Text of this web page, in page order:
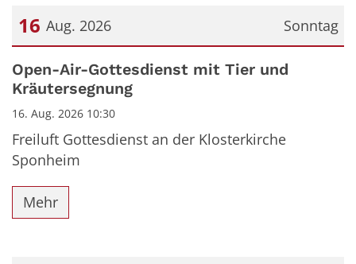
Sonntag
16 Aug. 2026
Datum: 16. August 2026
Open-Air-Gottesdienst mit Tier und
Kräutersegnung
16. Aug. 2026 10:30
Freiluft Gottesdienst an der Klosterkirche
Sponheim
Mehr